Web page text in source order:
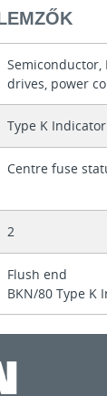
Semiconductor,
drives, power
Type K
Centre fuse
2
Flush end
BKN/80 Type K